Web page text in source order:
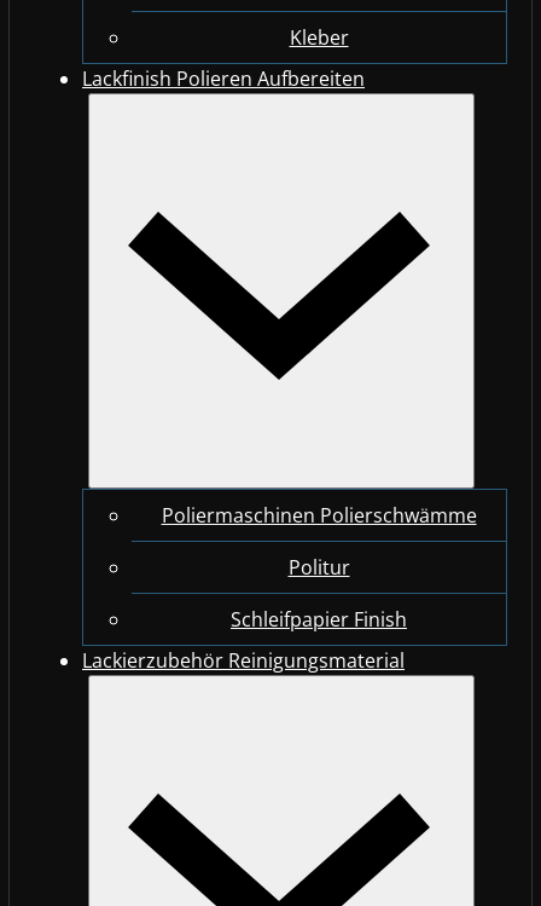
Kleber
Lackfinish Polieren Aufbereiten
Poliermaschinen Polierschwämme
Politur
Schleifpapier Finish
Lackierzubehör Reinigungsmaterial